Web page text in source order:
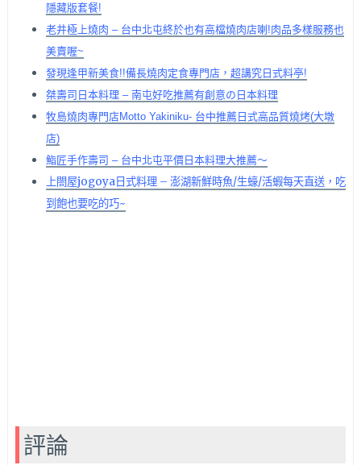
隱藏版套餐!
老井極上燒肉 – 台中北屯終於也有高檔燒肉店喇!肉品多樣服務也
美賣喔~
發現逢甲新美食!!備長燒肉定食專門店，超講究日式料亭!
桀壽司日本料理 – 南屯好吃推薦有創意の日本料理
牧島燒肉專門店Motto Yakiniku- 台中推薦日式高品質燒烤(大墩
店)
鮨匠手作壽司 – 台中北屯平價日本料理大推薦～
上閤屋jogoya日式料理 – 澎湖新鮮時魚/生蠔/活蝦每天直送，吃
到飽也要吃的巧~
評論